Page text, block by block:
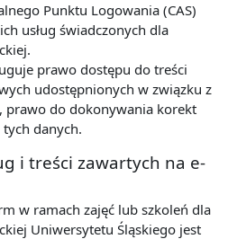
Punktu Logowania (CAS)
usług świadczonych dla
prawo dostępu do treści
udostępnionych w związku z
prawo do dokonywania korekt
danych.
i treści zawartych na e-
w ramach zajęć lub szkoleń dla
Uniwersytetu Śląskiego jest